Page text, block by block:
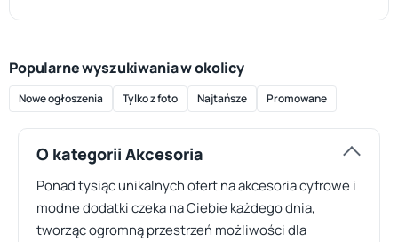
Popularne wyszukiwania w okolicy
Nowe ogłoszenia Tylko z foto Najtańsze Promowane
O kategorii Akcesoria
Ponad tysiąc unikalnych ofert na akcesoria cyfrowe i
modne dodatki czeka na Ciebie każdego dnia,
tworząc ogromną przestrzeń możliwości dla